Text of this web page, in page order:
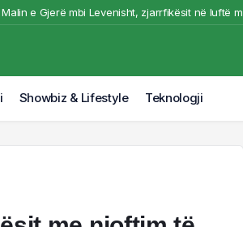
e Gjerë mbi Levenisht, zjarrfikësit në luftë
Showbiz & Lifestyle Teknologji